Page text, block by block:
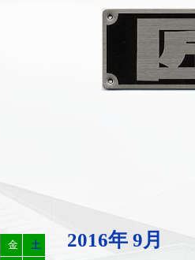
金 土 2016年 9月